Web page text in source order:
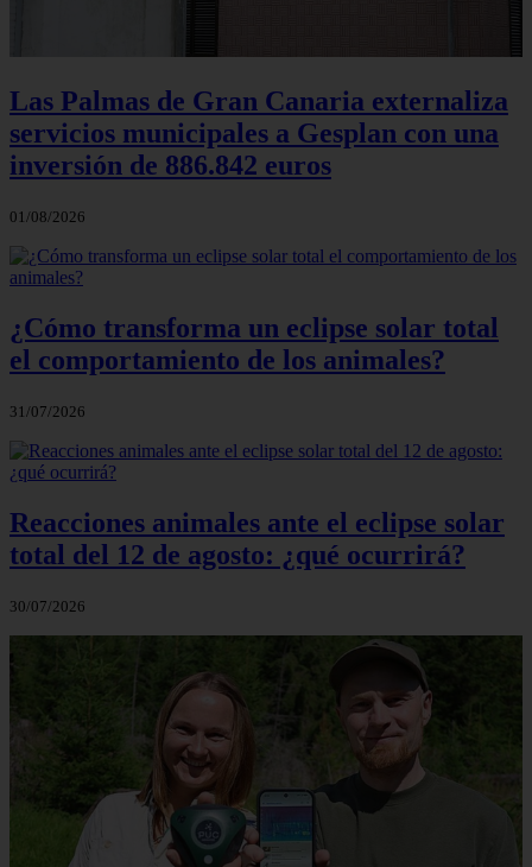
Las Palmas de Gran Canaria externaliza
servicios municipales a Gesplan con una
inversión de 886.842 euros
01/08/2026
¿Cómo transforma un eclipse solar total
el comportamiento de los animales?
31/07/2026
Reacciones animales ante el eclipse solar
total del 12 de agosto: ¿qué ocurrirá?
30/07/2026